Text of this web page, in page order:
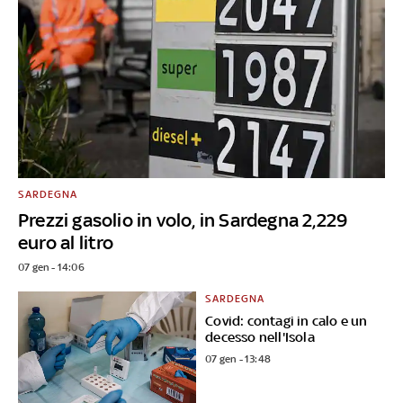
Prezzi gasolio in volo, in Sardegna 2,229
euro al litro
SARDEGNA
07 gen - 14:06
Covid: contagi in calo e un
decesso nell'Isola
SARDEGNA
07 gen - 13:48